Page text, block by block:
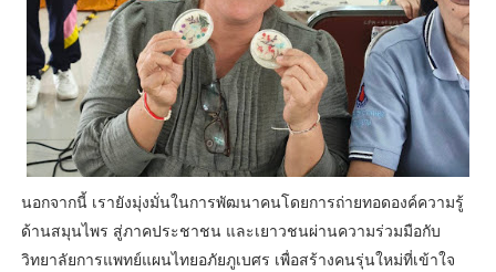
นอกจากนี้ เรายังมุ่งมั่นในการพัฒนาคนโดยการถ่ายทอดองค์ความรู้
ด้านสมุนไพร สู่ภาคประชาชน และเยาวชนผ่านความร่วมมือกับ
วิทยาลัยการแพทย์แผนไทยอภัยภูเบศร เพื่อสร้างคนรุ่นใหม่ที่เข้าใจ